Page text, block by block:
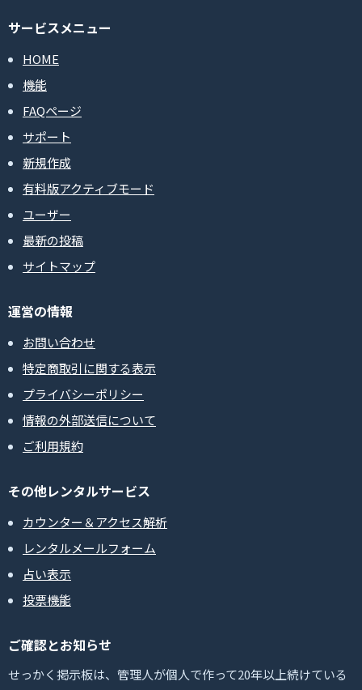
サービスメニュー
HOME
機能
FAQページ
サポート
新規作成
有料版アクティブモード
ユーザー
最新の投稿
サイトマップ
運営の情報
お問い合わせ
特定商取引に関する表示
プライバシーポリシー
情報の外部送信について
ご利用規約
その他レンタルサービス
カウンター＆アクセス解析
レンタルメールフォーム
占い表示
投票機能
ご確認とお知らせ
せっかく掲示板は、管理人が個人で作って20年以上続けている